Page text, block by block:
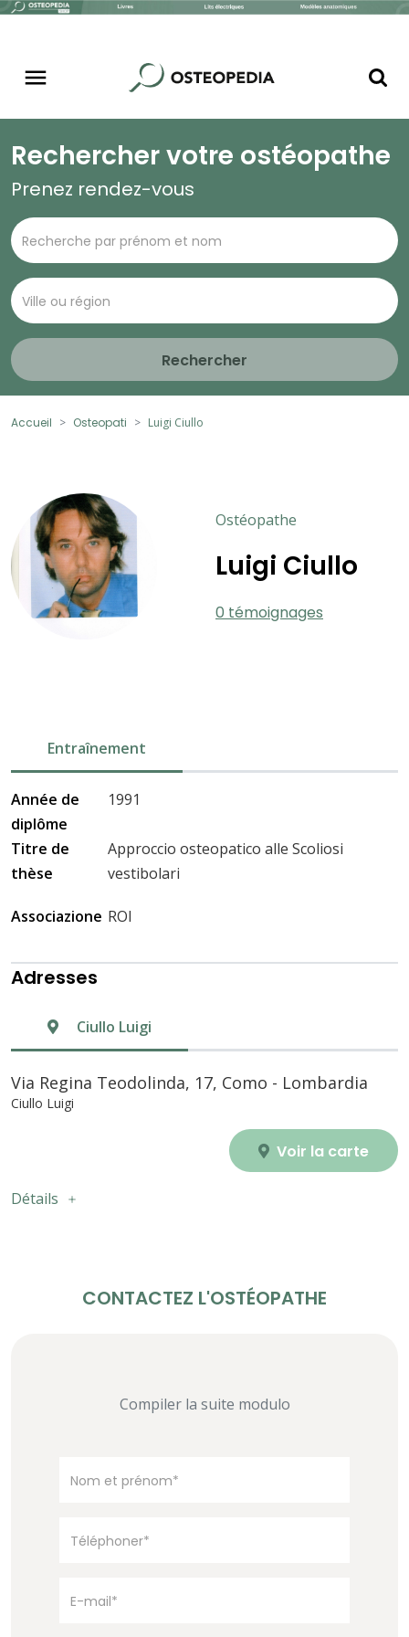
Rechercher votre ostéopathe
Prenez rendez-vous
Rechercher
Accueil Osteopati Luigi Ciullo
Ostéopathe
Luigi Ciullo
0 témoignages
Entraînement
Année de
diplôme
1991
Titre de
thèse
Approccio osteopatico alle Scoliosi
vestibolari
Associazione ROI
Adresses
Ciullo Luigi
Via Regina Teodolinda, 17, Como - Lombardia
Ciullo Luigi
Voir la carte
Détails
CONTACTEZ L'OSTÉOPATHE
Compiler la suite modulo